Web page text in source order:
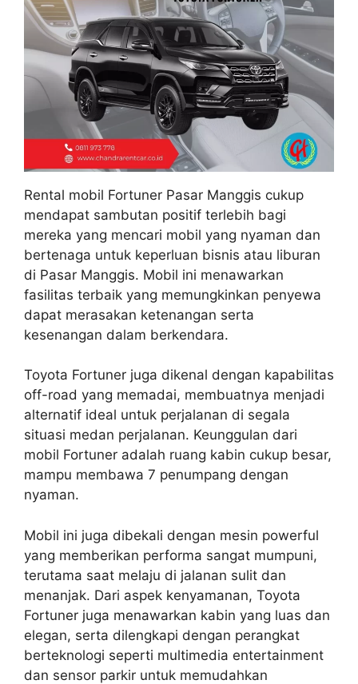
Rental mobil Fortuner Pasar Manggis cukup
mendapat sambutan positif terlebih bagi
mereka yang mencari mobil yang nyaman dan
bertenaga untuk keperluan bisnis atau liburan
di Pasar Manggis. Mobil ini menawarkan
fasilitas terbaik yang memungkinkan penyewa
dapat merasakan ketenangan serta
kesenangan dalam berkendara.
Toyota Fortuner juga dikenal dengan kapabilitas
off-road yang memadai, membuatnya menjadi
alternatif ideal untuk perjalanan di segala
situasi medan perjalanan. Keunggulan dari
mobil Fortuner adalah ruang kabin cukup besar,
mampu membawa 7 penumpang dengan
nyaman.
Mobil ini juga dibekali dengan mesin powerful
yang memberikan performa sangat mumpuni,
terutama saat melaju di jalanan sulit dan
menanjak. Dari aspek kenyamanan, Toyota
Fortuner juga menawarkan kabin yang luas dan
elegan, serta dilengkapi dengan perangkat
berteknologi seperti multimedia entertainment
dan sensor parkir untuk memudahkan